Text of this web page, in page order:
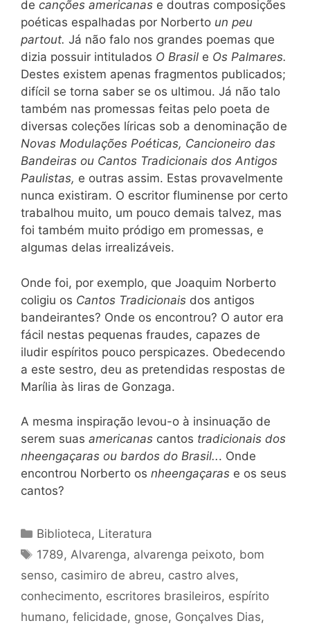
de canções americanas e doutras composições
poéticas espalhadas por Norberto un peu
partout. Já não falo nos grandes poemas que
dizia possuir intitulados O Brasil e Os Palmares.
Destes existem apenas fragmentos publicados;
difícil se torna saber se os ultimou. Já não talo
também nas promessas feitas pelo poeta de
diversas coleções líricas sob a denominação de
Novas Modulações Poéticas, Cancioneiro das
Bandeiras ou Cantos Tradicionais dos Antigos
Paulistas, e outras assim. Estas provavelmente
nunca existiram. O escritor fluminense por certo
trabalhou muito, um pouco demais talvez, mas
foi também muito pródigo em promessas, e
algumas delas irrealizáveis.
Onde foi, por exemplo, que Joaquim Norberto
coligiu os Cantos Tradicionais dos antigos
bandeirantes? Onde os encontrou? O autor era
fácil nestas pequenas fraudes, capazes de
iludir espíritos pouco perspicazes. Obedecendo
a este sestro, deu as pretendidas respostas de
Marília às liras de Gonzaga.
A mesma inspiração levou-o à insinuação de
serem suas americanas cantos tradicionais dos
nheengaçaras ou bardos do Brasil... Onde
encontrou Norberto os nheengaçaras e os seus
cantos?
Categorias
Biblioteca, Literatura
Tags
1789,Alvarenga, alvarenga peixoto, bom
senso, casimiro de abreu, castro alves,
conhecimento, escritores brasileiros, espírito
humano, felicidade, gnose, Gonçalves Dias,